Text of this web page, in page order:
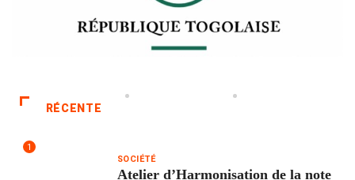
RÉCENTE
1
SOCIÉTÉ
Atelier d’Harmonisation de la note